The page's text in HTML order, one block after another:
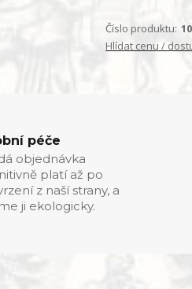
Číslo produktu:
Hlídat cenu /
péče
objednávka
platí až po
z naší strany, a
ji ekologicky.